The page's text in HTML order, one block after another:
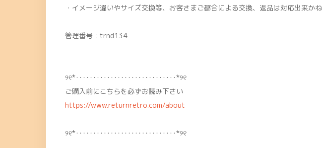
・イメージ違いやサイズ交換等、お客さまご都合による交換、返品は対応出来かね
管理番号：trnd134
୨୧*･････････････････････････････*୨୧
ご購入前にこちらを必ずお読み下さい
https://www.returnretro.com/about
୨୧*･････････････････････････････*୨୧